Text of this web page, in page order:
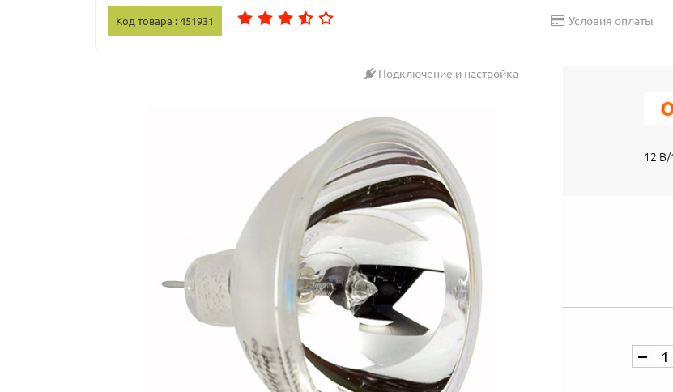
Код товара : 451931 Условия оплаты
Подключение и настройка
12 В/